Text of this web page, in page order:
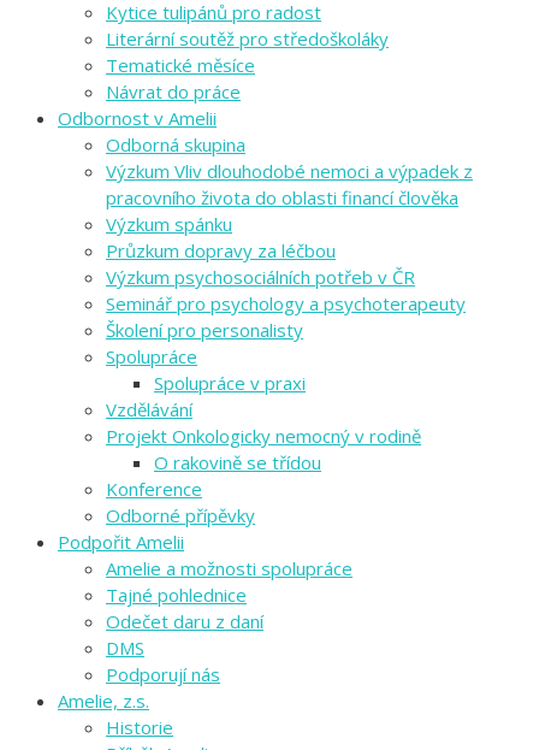
Kytice tulipánů pro radost
Literární soutěž pro středoškoláky
Tematické měsíce
Návrat do práce
Odbornost v Amelii
Odborná skupina
Výzkum Vliv dlouhodobé nemoci a výpadek z
pracovního života do oblasti financí člověka
Výzkum spánku
Průzkum dopravy za léčbou
Výzkum psychosociálních potřeb v ČR
Seminář pro psychology a psychoterapeuty
Školení pro personalisty
Spolupráce
Spolupráce v praxi
Vzdělávání
Projekt Onkologicky nemocný v rodině
O rakovině se třídou
Konference
Odborné přípěvky
Podpořit Amelii
Amelie a možnosti spolupráce
Tajné pohlednice
Odečet daru z daní
DMS
Podporují nás
Amelie, z.s.
Historie